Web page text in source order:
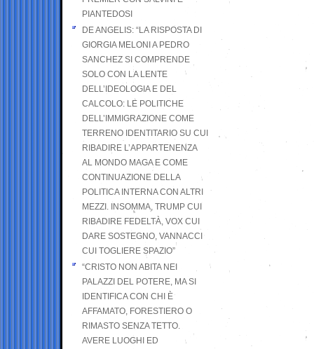
PIANTEDOSI
DE ANGELIS: “LA RISPOSTA DI
GIORGIA MELONI A PEDRO
SANCHEZ SI COMPRENDE
SOLO CON LA LENTE
DELL’IDEOLOGIA E DEL
CALCOLO: LE POLITICHE
DELL’IMMIGRAZIONE COME
TERRENO IDENTITARIO SU CUI
RIBADIRE L’APPARTENENZA
AL MONDO MAGA E COME
CONTINUAZIONE DELLA
POLITICA INTERNA CON ALTRI
MEZZI. INSOMMA, TRUMP CUI
RIBADIRE FEDELTÀ, VOX CUI
DARE SOSTEGNO, VANNACCI
CUI TOGLIERE SPAZIO”
“CRISTO NON ABITA NEI
PALAZZI DEL POTERE, MA SI
IDENTIFICA CON CHI È
AFFAMATO, FORESTIERO O
RIMASTO SENZA TETTO.
AVERE LUOGHI ED